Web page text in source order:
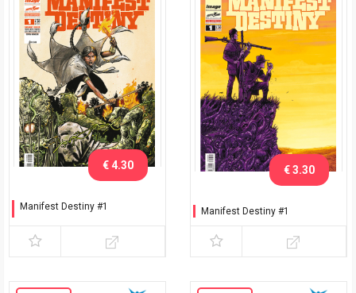
Manifest Destiny #1
€ 4.30
Manifest Destiny #1
€ 3.30